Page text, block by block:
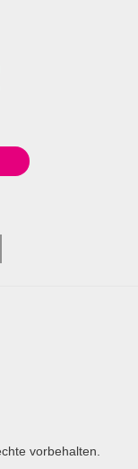
vorbehalten.